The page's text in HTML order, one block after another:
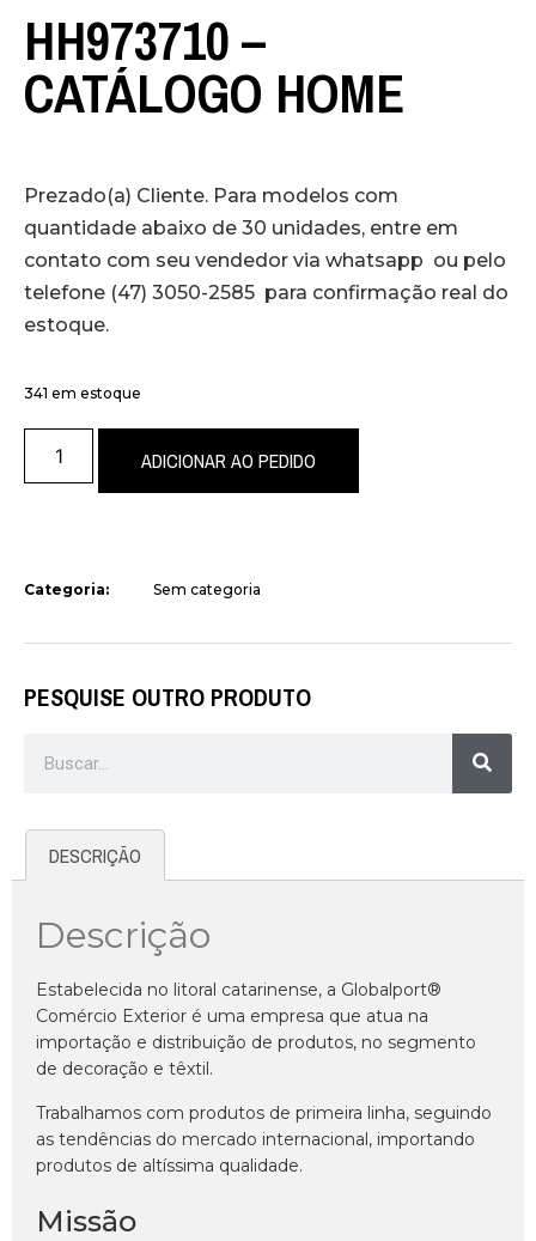
HH973710 –
CATÁLOGO HOME
Prezado(a) Cliente. Para modelos com
quantidade abaixo de 30 unidades, entre em
contato com seu vendedor via whatsapp ou pelo
telefone (47) 3050-2585 para confirmação real do
estoque.
341 em estoque
ADICIONAR AO PEDIDO
Categoria: Sem categoria
PESQUISE OUTRO PRODUTO
DESCRIÇÃO
Descrição
Estabelecida no litoral catarinense, a Globalport®
Comércio Exterior é uma empresa que atua na
importação e distribuição de produtos, no segmento
de decoração e têxtil.
Trabalhamos com produtos de primeira linha, seguindo
as tendências do mercado internacional, importando
produtos de altíssima qualidade.
Missão